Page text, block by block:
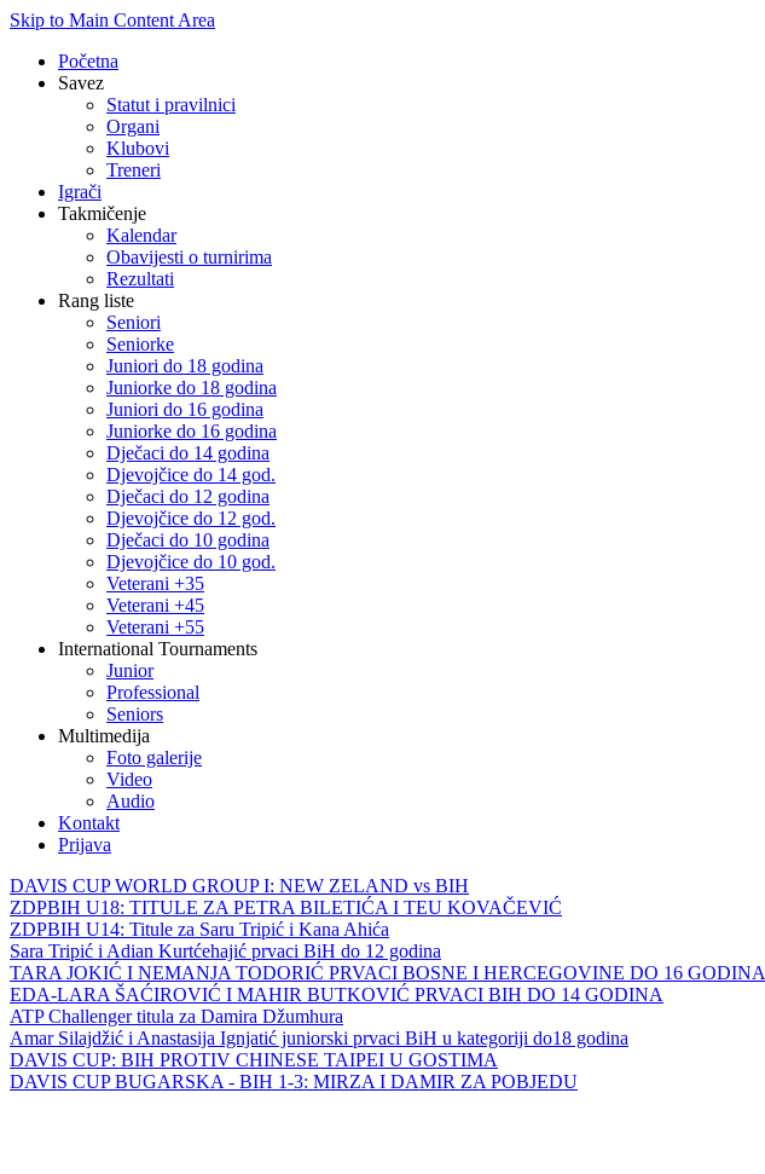
Skip to Main Content Area
Početna
Savez
Statut i pravilnici
Organi
Klubovi
Treneri
Igrači
Takmičenje
Kalendar
Obavijesti o turnirima
Rezultati
Rang liste
Seniori
Seniorke
Juniori do 18 godina
Juniorke do 18 godina
Juniori do 16 godina
Juniorke do 16 godina
Dječaci do 14 godina
Djevojčice do 14 god.
Dječaci do 12 godina
Djevojčice do 12 god.
Dječaci do 10 godina
Djevojčice do 10 god.
Veterani +35
Veterani +45
Veterani +55
International Tournaments
Junior
Professional
Seniors
Multimedija
Foto galerije
Video
Audio
Kontakt
Prijava
DAVIS CUP WORLD GROUP I: NEW ZELAND vs BIH
ZDPBIH U18: TITULE ZA PETRA BILETIĆA I TEU KOVAČEVIĆ
ZDPBIH U14: Titule za Saru Tripić i Kana Ahića
Sara Tripić i Adian Kurtćehajić prvaci BiH do 12 godina
TARA JOKIĆ I NEMANJA TODORIĆ PRVACI BOSNE I HERCEGOVINE DO 16 GODINA
EDA-LARA ŠAĆIROVIĆ I MAHIR BUTKOVIĆ PRVACI BIH DO 14 GODINA
ATP Challenger titula za Damira Džumhura
Amar Silajdžić i Anastasija Ignjatić juniorski prvaci BiH u kategoriji do18 godina
DAVIS CUP: BIH PROTIV CHINESE TAIPEI U GOSTIMA
DAVIS CUP BUGARSKA - BIH 1-3: MIRZA I DAMIR ZA POBJEDU